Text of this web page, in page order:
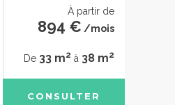
À partir de
894 € /mois
De 33 m2 à 38 m2
CONSULTER